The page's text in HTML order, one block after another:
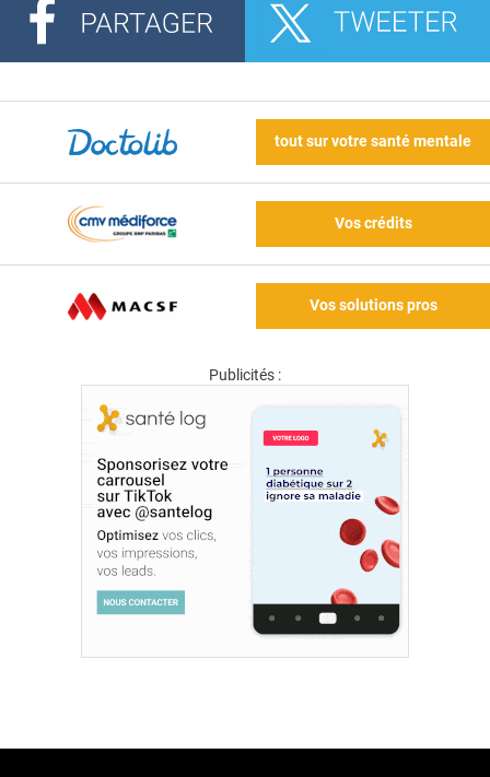
tout sur votre santé mentale
Vos crédits
Vos solutions pros
Publicités :